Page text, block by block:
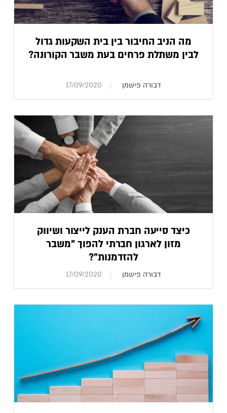
מה הניב החיבור בין בית השקעות גדול
לבין משתלת פרחים בעת משבר הקורונה?
דבורה פישמן 17/09/2020
כיצד סייעה חברת הענק לייצור ושיווק
מזון לארגון חברתי להפוך "משבר
להזדמנות"?
דבורה פישמן 17/09/2020